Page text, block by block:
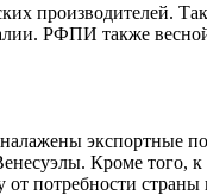
производителей.
РФПИ также
экспортные
Кроме того,
потребности страны